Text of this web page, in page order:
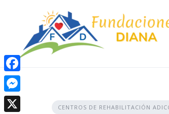
CENTROS DE REHABILITACIÓN
Facebook
Messenger